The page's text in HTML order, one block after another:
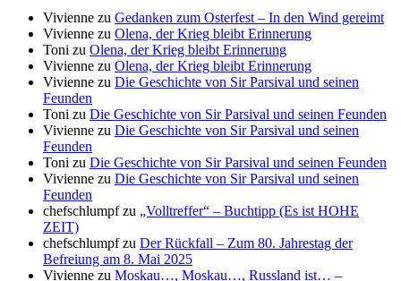
Vivienne zu Gedanken zum Osterfest – In den Wind gereimt
Vivienne zu Olena, der Krieg bleibt Erinnerung
Toni zu Olena, der Krieg bleibt Erinnerung
Vivienne zu Olena, der Krieg bleibt Erinnerung
Vivienne zu Die Geschichte von Sir Parsival und seinen
Feunden
Toni zu Die Geschichte von Sir Parsival und seinen Feunden
Vivienne zu Die Geschichte von Sir Parsival und seinen
Feunden
Toni zu Die Geschichte von Sir Parsival und seinen Feunden
Vivienne zu Die Geschichte von Sir Parsival und seinen
Feunden
chefschlumpfzu „Volltreffer“ – Buchtipp (Es ist HOHE
ZEIT)
chefschlumpfzu Der Rückfall – Zum 80. Jahrestag der
Befreiung am 8. Mai 2025
Vivienne zu Moskau…, Moskau…, Russland ist… –